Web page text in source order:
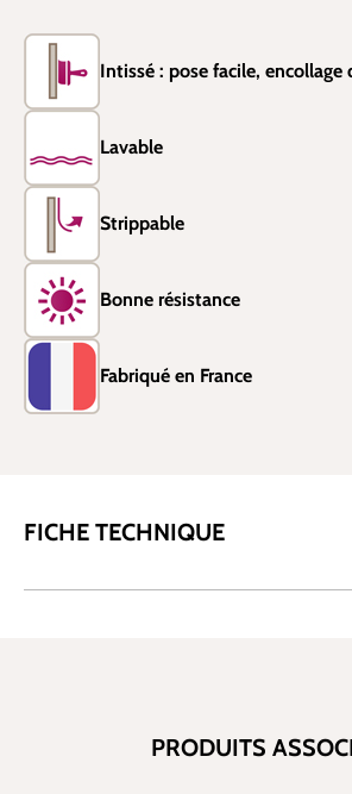
Intissé : pose facile, encollage
Lavable
Strippable
Bonne résistance
Fabriqué en France
FICHE TECHNIQUE
PRODUITS